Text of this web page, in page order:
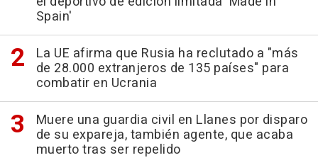
Spain'
La UE afirma que Rusia ha reclutado a "más
de 28.000 extranjeros de 135 países" para
combatir en Ucrania
Muere una guardia civil en Llanes por disparo
de su expareja, también agente, que acaba
muerto tras ser repelido